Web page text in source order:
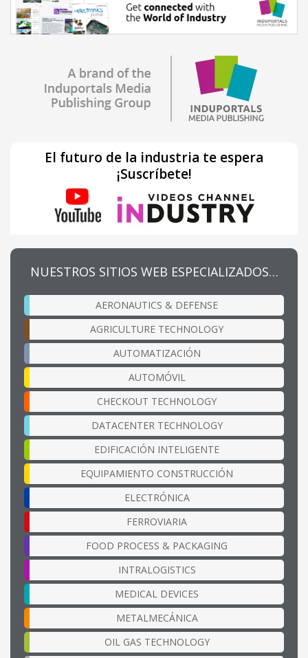
El futuro de la industria te espera
¡Suscríbete!
NUESTROS SITIOS WEB ESPECIALIZADOS…
AERONAUTICS & DEFENSE
AGRICULTURE TECHNOLOGY
AUTOMATIZACIÓN
AUTOMÓVIL
CHECKOUT TECHNOLOGY
DATACENTER TECHNOLOGY
EDIFICACIÓN INTELIGENTE
EQUIPAMIENTO CONSTRUCCIÓN
ELECTRÓNICA
FERROVIARIA
FOOD PROCESS & PACKAGING
INTRALOGISTICS
MEDICAL DEVICES
METALMECÁNICA
OIL GAS TECHNOLOGY